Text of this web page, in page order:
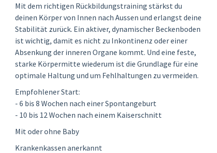
Mit dem richtigen Rückbildungstraining stärkst du
deinen Körper von Innen nach Aussen und erlangst deine
Stabilität zurück. Ein aktiver, dynamischer Beckenboden
ist wichtig, damit es nicht zu Inkontinenz oder einer
Absenkung der inneren Organe kommt. Und eine feste,
starke Körpermitte wiederum ist die Grundlage für eine
optimale Haltung und um Fehlhaltungen zu vermeiden.
Empfohlener Start:
- 6 bis 8 Wochen nach einer Spontangeburt⁠
- 10 bis 12 Wochen nach einem Kaiserschnitt
Mit oder ohne Baby
Krankenkassen anerkannt